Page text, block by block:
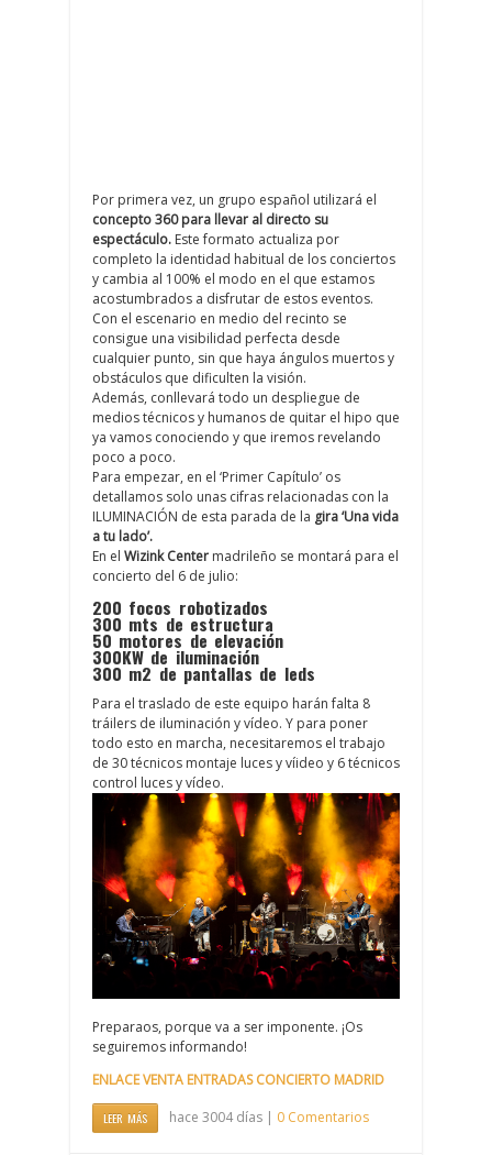
Por primera vez, un grupo español utilizará el
concepto 360 para llevar al directo su
espectáculo. Este formato actualiza por
completo la identidad habitual de los conciertos
y cambia al 100% el modo en el que estamos
acostumbrados a disfrutar de estos eventos.
Con el escenario en medio del recinto se
consigue una visibilidad perfecta desde
cualquier punto, sin que haya ángulos muertos y
obstáculos que dificulten la visión.
Además, conllevará todo un despliegue de
medios técnicos y humanos de quitar el hipo que
ya vamos conociendo y que iremos revelando
poco a poco.
Para empezar, en el ‘Primer Capítulo’ os
detallamos solo unas cifras relacionadas con la
ILUMINACIÓN de esta parada de la gira ‘Una vida
a tu lado’.
En el Wizink Center madrileño se montará para el
concierto del 6 de julio:
200 focos robotizados
300 mts de estructura
50 motores de elevación
300KW de iluminación
300 m2 de pantallas de leds
Para el traslado de este equipo harán falta 8
tráilers de iluminación y vídeo. Y para poner
todo esto en marcha, necesitaremos el trabajo
de 30 técnicos montaje luces y víideo y 6 técnicos
control luces y vídeo.
Preparaos, porque va a ser imponente. ¡Os
seguiremos informando!
ENLACE VENTA ENTRADAS CONCIERTO MADRID
LEER MÁS hace 3004 días | 0 Comentarios